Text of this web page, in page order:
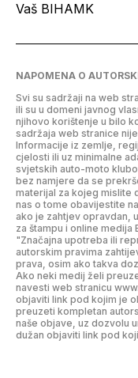
Vaš BIHAMK
NAPOMENA O
Svi su sadržaji na web
ili su u domeni javnog
njihovo korištenje u bilo
sadržaja web stranice
Informacije iz zemlje,
cjelosti ili uz minimalne
svjetskih auto-moto
bez namjere da se
materijal za kojeg mislite
nas o tome obavijestite
ako je zahtjev opravdan,
za štampu i online
"Značajna upotreba ili
autorskim pravima
prava, osim ako takva
Ako neki medij želi
navesti web stranicu
objaviti link pod kojim je
preuzeti kompletan
naše objave, uz dozvolu
dužan objaviti link pod